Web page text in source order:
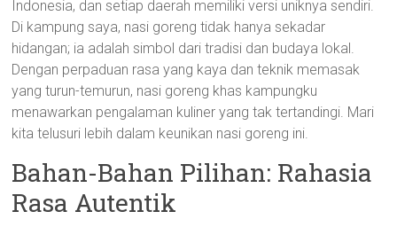
Indonesia, dan setiap daerah memiliki versi uniknya sendiri.
Di kampung saya, nasi goreng tidak hanya sekadar
hidangan; ia adalah simbol dari tradisi dan budaya lokal.
Dengan perpaduan rasa yang kaya dan teknik memasak
yang turun-temurun, nasi goreng khas kampungku
menawarkan pengalaman kuliner yang tak tertandingi. Mari
kita telusuri lebih dalam keunikan nasi goreng ini.
Bahan-Bahan Pilihan: Rahasia
Rasa Autentik